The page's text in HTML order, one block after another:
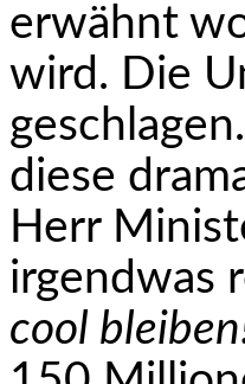
erwähnt
wird. Die
diese
Herr
irgendwas
cool